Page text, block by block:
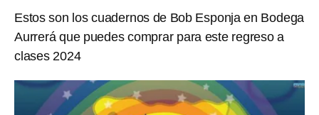
Estos son los cuadernos de Bob Esponja en Bodega
Aurrerá que puedes comprar para este regreso a
clases 2024